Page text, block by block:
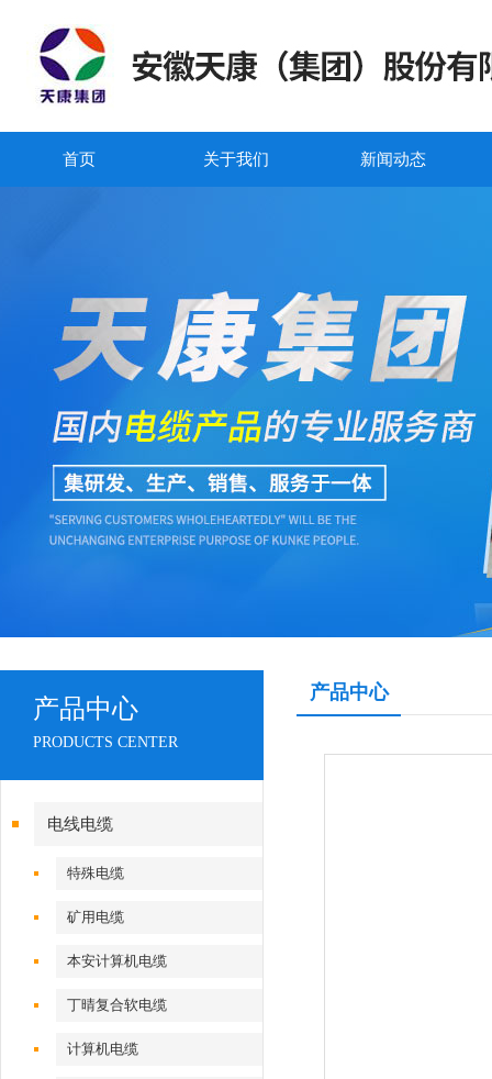
首页 关于我们 新闻动态
产品中心
PRODUCTS CENTER
电线电缆
特殊电缆
矿用电缆
本安计算机电缆
丁晴复合软电缆
计算机电缆
产品中心